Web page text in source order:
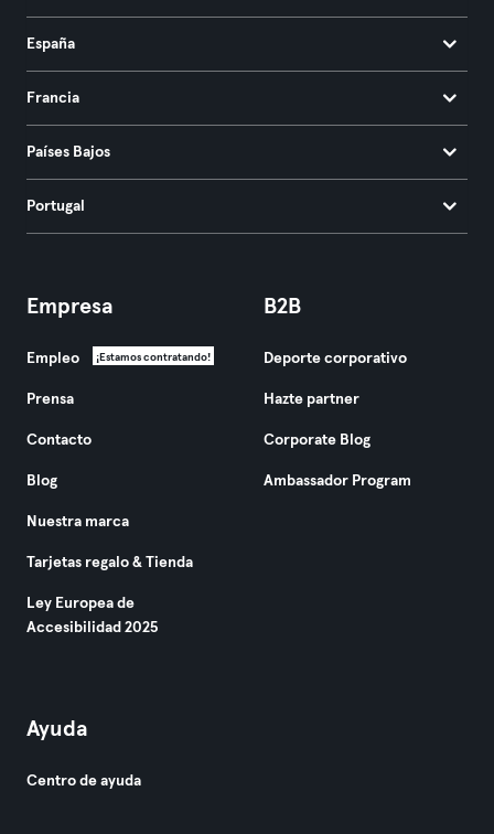
España
Francia
Países Bajos
Portugal
Empresa
Empleo ¡Estamos contratando!
Prensa
Contacto
Blog
Nuestra marca
Tarjetas regalo & Tienda
Ley Europea de
Accesibilidad 2025
B2B
Deporte corporativo
Hazte partner
Corporate Blog
Ambassador Program
Ayuda
Centro de ayuda